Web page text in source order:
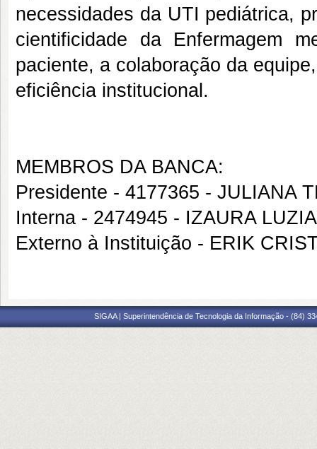
necessidades da UTI pediátrica,
cientificidade da Enfermagem
paciente, a colaboração da
eficiência institucional.
MEMBROS DA BANCA:
Presidente - 4177365 - JULIANA
Interna - 2474945 - IZAURA
Externo à Instituição - ERIK
SIGAA | Superintendência de Tecnologia da Informação - (84)